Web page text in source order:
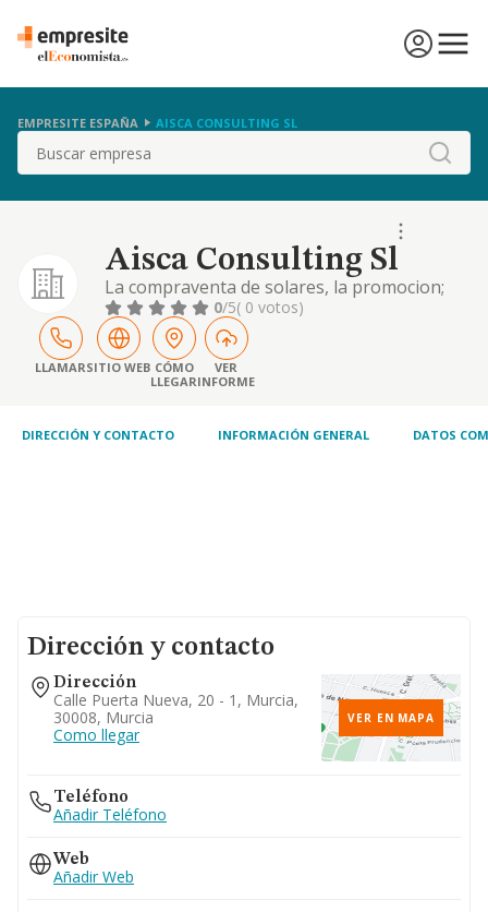
EMPRESITE ESPAÑA AISCA CONSULTING SL
Buscar
Aisca Consulting Sl
La compraventa de solares, la promocion;
construccion, compraventa y arrendamiento
de toda clase de edificios, bien sean o no de
proteccion oficial, la parcelacion y
urbanizacion de todo tipo de fincas y la
compraventa d
0/5( 0 votos)
LLAMARSITIO WEB CÓMO
LLEGAR
VER
INFORME
DIRECCIÓN Y CONTACTO INFORMACIÓN GENERAL DATOS
Dirección y contacto
Dirección
Calle Puerta Nueva, 20 - 1, Murcia,
30008, Murcia
Como llegar
VER EN MAPA
Teléfono
Añadir Teléfono
Web
Añadir Web